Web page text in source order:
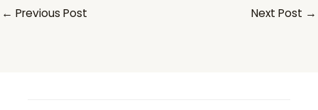
← Previous Post Next Post →